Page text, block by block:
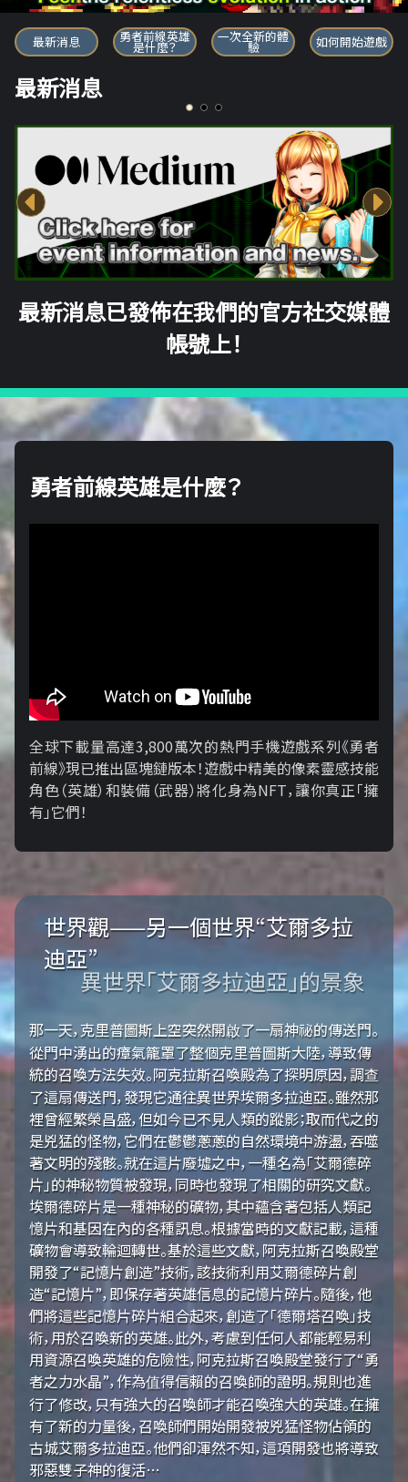
勇者前線英雄
最新消息 勇者前線英雄
是什麼？
一次全新的體
驗 如何開始遊戲
最新消息
最新消息已發佈在我們的官方社交媒體
帳號上！
勇者前線英雄是什麼？
全球下載量高達3,800萬次的熱門手機遊戲系列《勇者
前線》現已推出區塊鏈版本！遊戲中精美的像素靈感技能
角色（英雄）和裝備（武器）將化身為NFT，讓你真正「擁​​
有」它們！
世界觀——另一個世界“艾爾多拉
迪亞”
異世界「艾爾多拉迪亞」的景象
那一天，克里普圖斯上空突然開啟了一扇神祕的傳送門。
從門中湧出的瘴氣籠罩了整個克里普圖斯大陸，導致傳
統的召喚方法失效。阿克拉斯召喚殿為了探明原因，調查
了這扇傳送門，發現它通往異世界埃爾多拉迪亞。雖然那
裡曾經繁榮昌盛，但如今已不見人類的蹤影；取而代之的
是兇猛的怪物，它們在鬱鬱蔥蔥的自然環境中游盪，吞噬
著文明的殘骸。就在這片廢墟之中，一種名為「艾爾德碎
片」的神秘物質被發現，同時也發現了相關的研究文獻。
埃爾德碎片是一種神秘的礦物，其中蘊含著包括人類記
憶片和基因在內的各種訊息。根據當時的文獻記載，這種
礦物會導致輪迴轉世。基於這些文獻，阿克拉斯召喚殿堂
開發了“記憶片創造”技術，該技術利用艾爾德碎片創
造“記憶片”，即保存著英雄信息的記憶片碎片。隨後，他
們將這些記憶片碎片組合起來，創造了「德爾塔召喚」技
術，用於召喚新的英雄。此外，考慮到任何人都能輕易利
用資源召喚英雄的危險性，阿克拉斯召喚殿堂發行了“勇
者之力水晶”，作為值得信賴的召喚師的證明。規則也進
行了修改，只有強大的召喚師才能召喚強大的英雄。在擁
有了新的力量後，召喚師們開始開發被兇猛怪物佔領的
古城艾爾多拉迪亞。他們卻渾然不知，這項開發也將導致
邪惡雙子神的復活…